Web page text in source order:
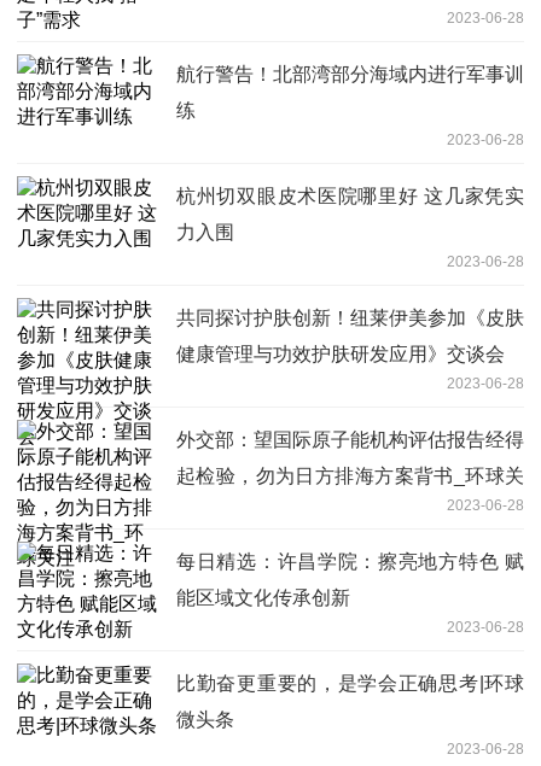
2023-06-28
航行警告！北部湾部分海域内进行军事训
练
2023-06-28
杭州切双眼皮术医院哪里好 这几家凭实
力入围
2023-06-28
共同探讨护肤创新！纽莱伊美参加《皮肤
健康管理与功效护肤研发应用》交谈会
2023-06-28
外交部：望国际原子能机构评估报告经得
起检验，勿为日方排海方案背书_环球关
2023-06-28
每日精选：许昌学院：擦亮地方特色 赋
能区域文化传承创新
2023-06-28
比勤奋更重要的，是学会正确思考|环球
微头条
2023-06-28